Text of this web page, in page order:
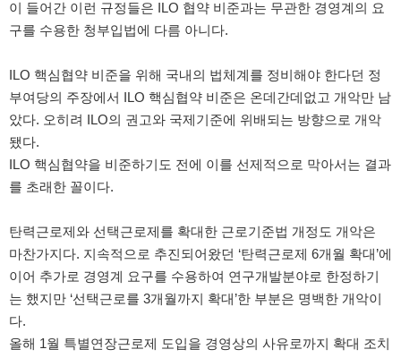
이 들어간 이런 규정들은 ILO 협약 비준과는 무관한 경영계의 요
구를 수용한 청부입법에 다름 아니다.
ILO 핵심협약 비준을 위해 국내의 법체계를 정비해야 한다던 정
부여당의 주장에서 ILO 핵심협약 비준은 온데간데없고 개악만 남
았다. 오히려 ILO의 권고와 국제기준에 위배되는 방향으로 개악
됐다.
ILO 핵심협약을 비준하기도 전에 이를 선제적으로 막아서는 결과
를 초래한 꼴이다.
탄력근로제와 선택근로제를 확대한 근로기준법 개정도 개악은
마찬가지다. 지속적으로 추진되어왔던 ‘탄력근로제 6개월 확대’에
이어 추가로 경영계 요구를 수용하여 연구개발분야로 한정하기
는 했지만 ‘선택근로를 3개월까지 확대’한 부분은 명백한 개악이
다.
올해 1월 특별연장근로제 도입을 경영상의 사유로까지 확대 조치